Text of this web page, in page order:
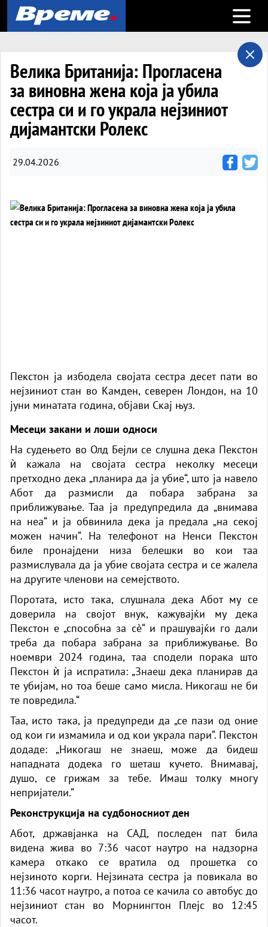
Open
Велика Британија: Прогласена
за виновна жена која ја убила
сестра си и го украла нејзиниот
дијамантски Ролекс
29.04.2026
Пекстон ја избодела својата сестра десет пати во
нејзиниот стан во Камден, северен Лондон, на 10
јуни минатата година, објави Скај њуз.
Месеци закани и лоши односи
На судењето во Олд Бејли се слушна дека Пекстон
ѝ кажала на својата сестра неколку месеци
претходно дека „планира да ја убие“, што ја навело
Абот да размисли да побара забрана за
приближување. Таа ја предупредила да „внимава
на неа“ и ја обвинила дека ја предала „на секој
можен начин“. На телефонот на Ненси Пекстон
биле пронајдени низа белешки во кои таа
размислувала да ја убие својата сестра и се жалела
на другите членови на семејството.
Поротата, исто така, слушнала дека Абот му се
доверила на својот внук, кажувајќи му дека
Пекстон е „способна за сè“ и прашувајќи го дали
треба да побара забрана за приближување. Во
ноември 2024 година, таа сподели порака што
Пекстон ѝ ја испратила: „Знаеш дека планирав да
те убијам, но тоа беше само мисла. Никогаш не би
те повредила.“
Таа, исто така, ја предупреди да „се пази од оние
од кои ги измамила и од кои украла пари“. Пекстон
додаде: „Никогаш не знаеш, може да бидеш
нападната додека го шеташ кучето. Внимавај,
душо, се грижам за тебе. Имаш толку многу
непријатели.“
Реконструкција на судбоносниот ден
Абот, државјанка на САД, последен пат била
видена жива во 7:36 часот наутро на надзорна
камера откако се вратила од прошетка со
нејзиното корги. Нејзината сестра ја повикала во
11:36 часот наутро, а потоа се качила со автобус до
нејзиниот стан во Морнингтон Плејс во 12:45
часот.